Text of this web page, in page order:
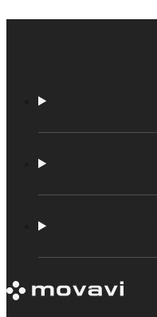
Mac製品
使い方
体験版の制約
お客様の声